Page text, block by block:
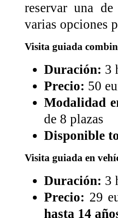
reservar una
varias opciones
Visita guiada
Duración: 3
Precio: 50
Modalidad
de 8 plazas
Disponible
Visita guiada en
Duración: 3
Precio: 29
hasta 14